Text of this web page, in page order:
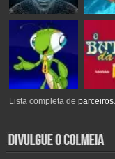
Lista completa deparceiros.